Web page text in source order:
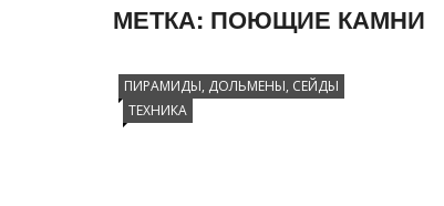
МЕТКА: ПОЮЩИЕ КАМНИ
ПИРАМИДЫ, ДОЛЬМЕНЫ, СЕЙДЫ
ТЕХНИКА